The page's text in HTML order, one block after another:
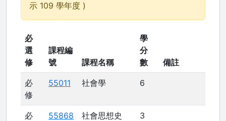
示 109 學年度 )
必
選
修
課程編
號
課程名稱
學
分
數
備註
必
修
55011 社會學 6
必
55868 社會思想史 3